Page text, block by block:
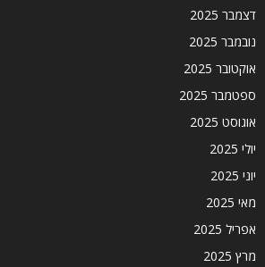
דצמבר 2025
נובמבר 2025
אוקטובר 2025
ספטמבר 2025
אוגוסט 2025
יולי 2025
יוני 2025
מאי 2025
אפריל 2025
מרץ 2025